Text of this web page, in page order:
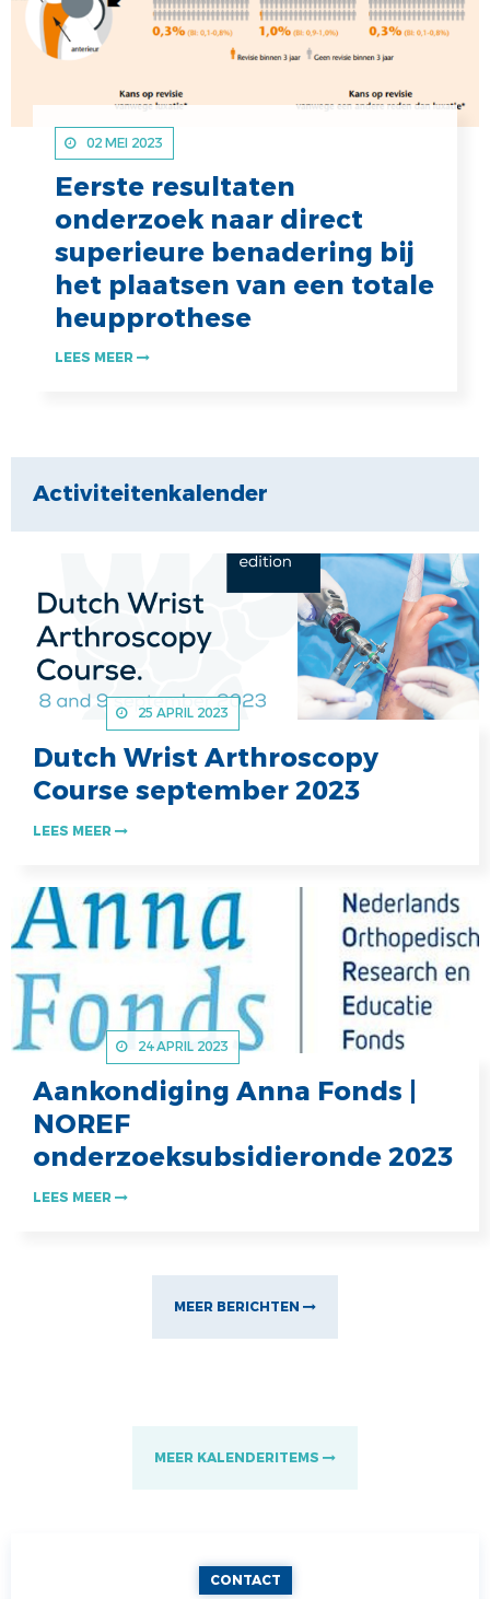
02 MEI 2023
Eerste resultaten
onderzoek naar direct
superieure benadering bij
het plaatsen van een totale
heupprothese
LEES MEER
Activiteitenkalender
25 APRIL 2023
Dutch Wrist Arthroscopy
Course september 2023
LEES MEER
24 APRIL 2023
Aankondiging Anna Fonds |
NOREF
onderzoeksubsidieronde 2023
LEES MEER
MEER BERICHTEN
MEER KALENDERITEMS
CONTACT